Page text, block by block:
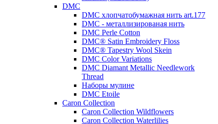
DMC
DMC хлопчатобумажная нить art.177
DMC - металлизированая нить
DMC Perle Cotton
DMC® Satin Embroidery Floss
DMC® Tapestry Wool Skein
DMC Color Variations
DMC Diamant Metallic Needlework
Thread
Наборы мулине
DMC Etoile
Caron Collection
Caron Collection Wildflowers
Caron Collection Waterlilies